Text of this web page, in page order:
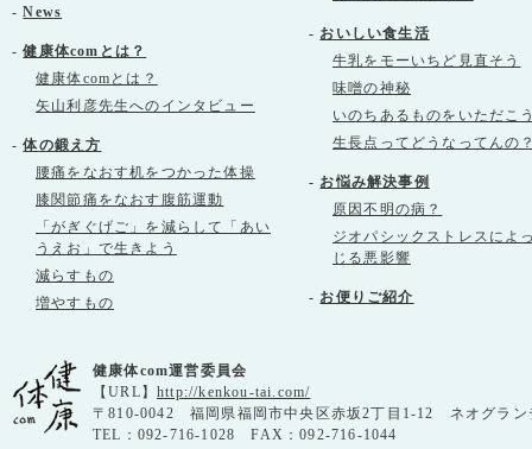
-News
-健康体comとは？
健康体comとは？
矢山利彦先生へのインタビュー
-体の鍛え方
腰痛をなおす机をつかった体操
膝関節痛をなおす腹筋運動
「がぎぐげご」を減らして「あい
うえお」で生きよう
減らすもの
増やすもの
- おいしい食生活
牛乳をモーいちど見直そう
味噌の神秘
いのちあるものをいただこ
生長点ってどうなってんの
- お悩み解決事例
原因不明の病？
ジオパシックストレスによ
じる悪影響
- お便りご紹介
健康体com運営委員会
【URL】 http://kenkou-tai.com/
〒810-0042 福岡県福岡市中央区赤坂2丁目1-12 ネオグラン
TEL：092-716-1028 FAX：092-716-1044